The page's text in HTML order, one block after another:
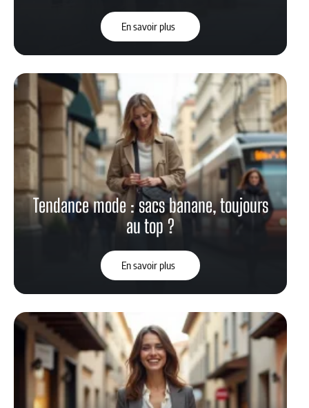
En savoir plus
Tendance mode : sacs banane, toujours
au top ?
En savoir plus